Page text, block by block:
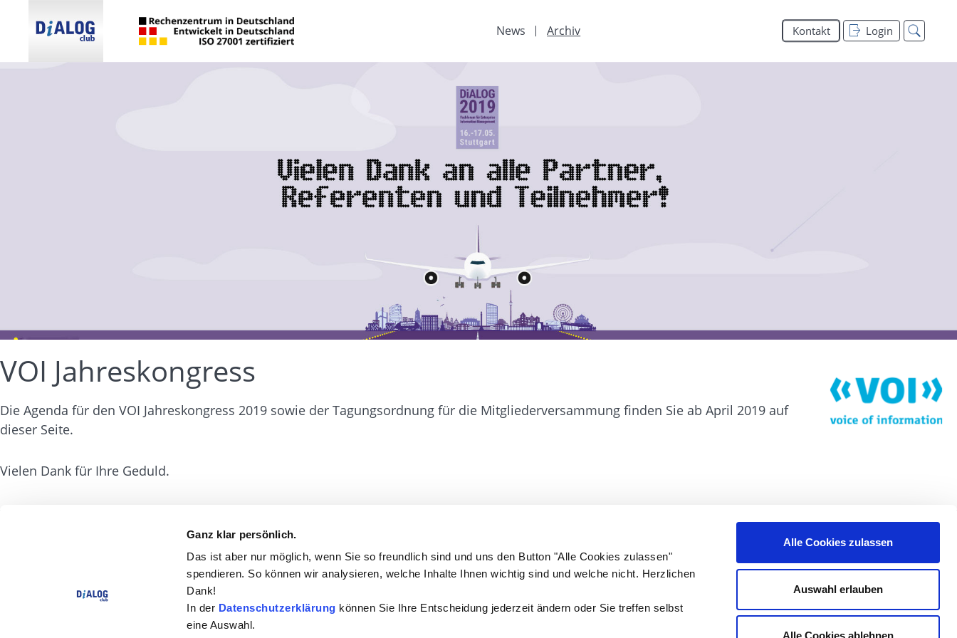
Ganz klar persönlich.
Das ist aber nur möglich, wenn Sie so freundlich sind und uns den Button "Alle Cookies zulassen"
spendieren. So können wir analysieren, welche Inhalte Ihnen wichtig sind und welche nicht. Herzlichen
Dank!
In der Datenschutzerklärung können Sie Ihre Entscheidung jederzeit ändern oder Sie treffen selbst
eine Auswahl.
Alle Cookies zulassen
Auswahl erlauben
Alle Cookies ablehnen
Kontakt Login
News Archiv
VOI Jahreskongress
Die Agenda für den VOI Jahreskongress 2019 sowie der Tagungsordnung für die Mitgliederversammung finden Sie ab April 2019 auf
dieser Seite.
Vielen Dank für Ihre Geduld.
Cookie Einstellungen
© 2026 DiALOG Club . Alle Rechte vorbehalten.
Besuche uns auf: